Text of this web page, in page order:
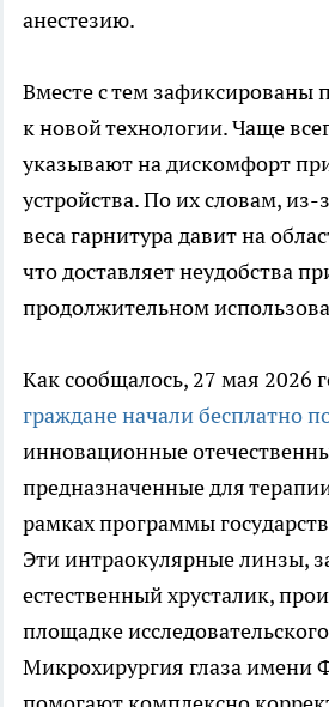
анестезию.
Вместе с тем зафиксированы
к новой технологии. Чаще
указывают на дискомфорт
устройства. По их словам, из-
веса гарнитура давит на
что доставляет неудобства
продолжительном
Как сообщалось, 27 мая 2026
граждане начали бесплатно
инновационные
предназначенные для
рамках программы
Эти интраокулярные линзы,
естественный хрусталик,
площадке
Микрохирургия глаза имени